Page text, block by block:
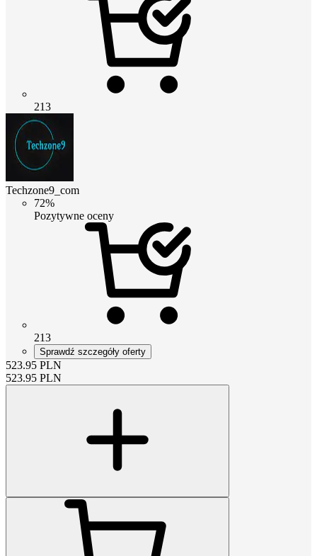
213
Techzone9_com
72%
Pozytywne oceny
213
Sprawdź szczegóły oferty
523.95 PLN
523.95 PLN